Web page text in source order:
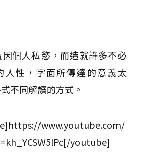
個人私慾，而造就許多不必
人性，字面所傳達的意義太
不同解讀的方式。
www.youtube.com/
youtube]